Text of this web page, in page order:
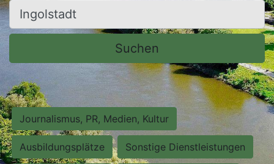
Ort, Stadt
Suchen
Journalismus, PR, Medien, Kultur
Ausbildungsplätze Sonstige Dienstleistungen